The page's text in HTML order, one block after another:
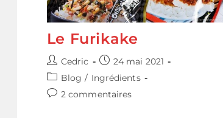
Le Furikake
Auteur/autrice
de
publication :
Cedric
Publication
publiée :
24 mai 2021
Post
category:
Blog / Ingrédients
Commentaires
2 commentaires